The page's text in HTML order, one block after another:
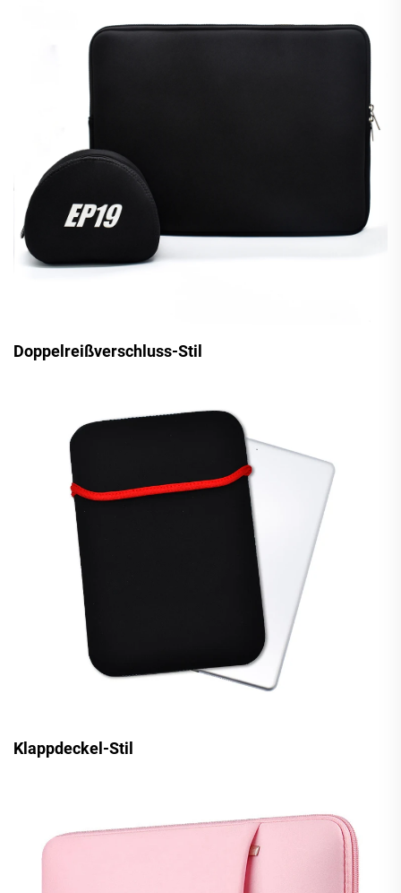
Doppelreißverschluss-Stil
Klappdeckel-Stil